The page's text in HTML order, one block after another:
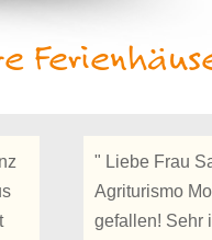
" Liebe Frau
Agriturismo
gefallen! Sehr